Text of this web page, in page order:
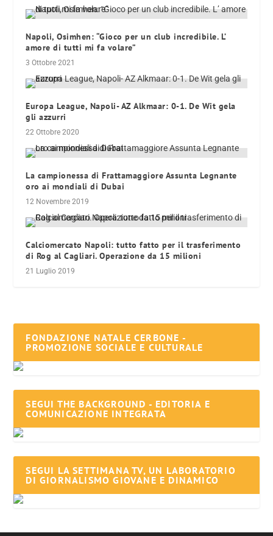
Napoli, Osimhen: “Gioco per un club incredibile. L’
amore di tutti mi fa volare”
3 Ottobre 2021
Europa League, Napoli- AZ Alkmaar: 0-1. De Wit gela
gli azzurri
22 Ottobre 2020
La campionessa di Frattamaggiore Assunta Legnante
oro ai mondiali di Dubai
12 Novembre 2019
Calciomercato Napoli: tutto fatto per il trasferimento
di Rog al Cagliari. Operazione da 15 milioni
21 Luglio 2019
FONDAZIONE NATALE CERBONE -
PROMOZIONE SOCIALE E CULTURALE
SEGUI THE BACKGROUND - EDITORIA E
COMUNICAZIONE INTEGRATA
SEGUI LA SETTIMANA TV, UN LABORATORIO
DI GIORNALISMO GIOVANE E DINAMICO